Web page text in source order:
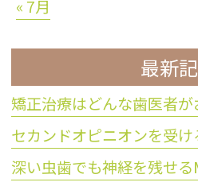
« 7月
最新
セカンドオピニオンを受
深い虫歯でも神経を残せる